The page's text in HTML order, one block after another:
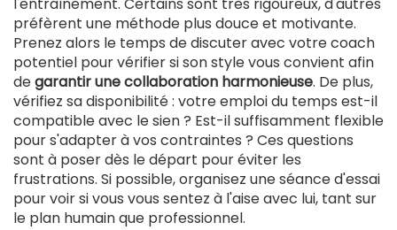
l'entraînement. Certains sont très rigoureux, d'autres
préfèrent une méthode plus douce et motivante.
Prenez alors le temps de discuter avec votre coach
potentiel pour vérifier si son style vous convient afin
degarantir une collaboration harmonieuse. De plus,
vérifiez sa disponibilité : votre emploi du temps est-il
compatible avec le sien ? Est-il suffisamment flexible
pour s'adapter à vos contraintes ? Ces questions
sont à poser dès le départ pour éviter les
frustrations. Si possible, organisez une séance d'essai
pour voir si vous vous sentez à l'aise avec lui, tant sur
le plan humain que professionnel.